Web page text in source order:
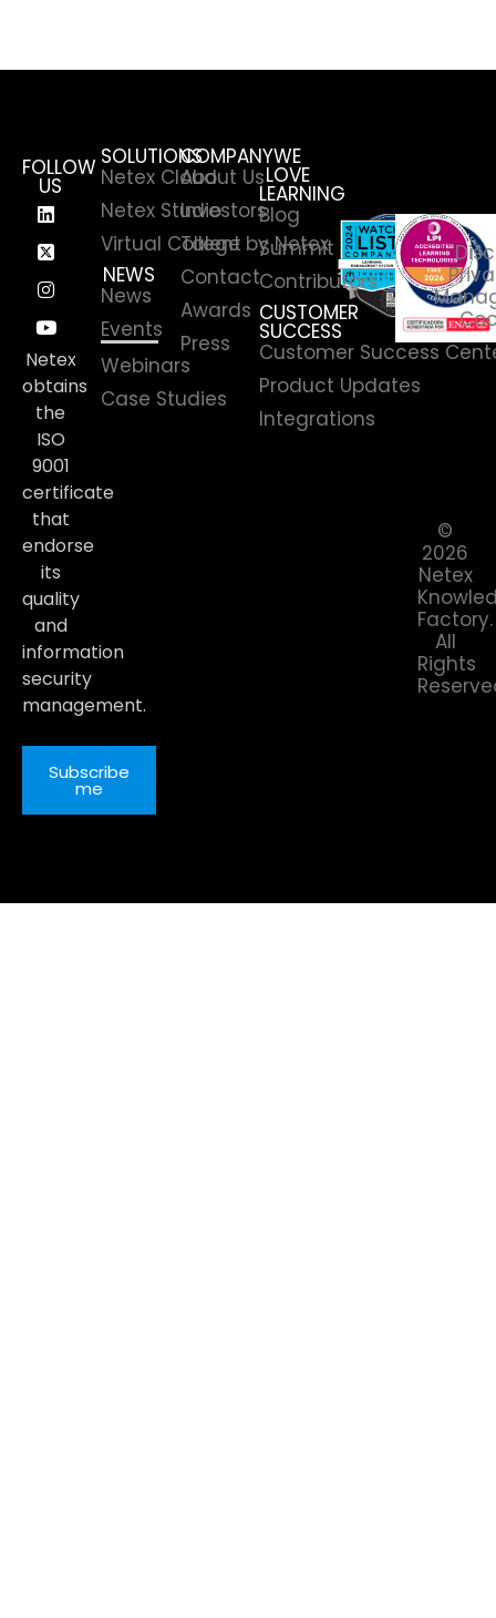
SOLUTIONS
Netex Cloud
Netex Studio
Virtual College by Netex
NEWS
News
Events
Webinars
Case Studies
COMPANY
About Us
Investors
Talent
Contact
Awards
Press
WE
LOVE
LEARNING
Blog
Summit
Contributors
CUSTOMER
SUCCESS
Customer Success
Product Updates
Integrations
FOLLOW
US
Netex
obtains
the
ISO
9001
certificate
that
endorse
its
quality
and
information
security
management.
Subscribe
me
©
2026
Netex
Factory.
All
Rights